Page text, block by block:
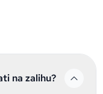
na zalihu?